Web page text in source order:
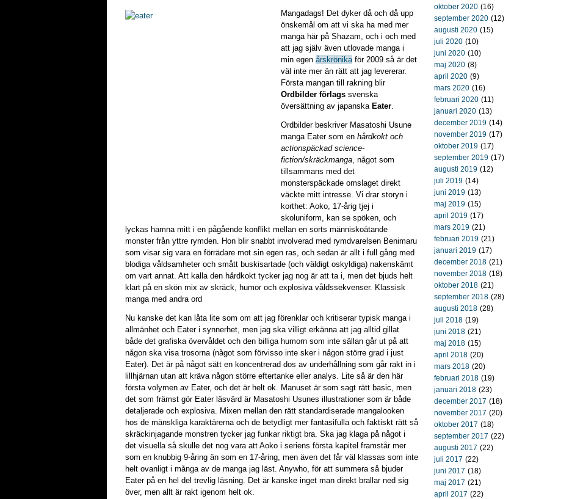
Mangadags! Det dyker då och då upp
önskemål om att vi ska ha med mer
manga här på Shazam, och i och med
att jag själv även utlovade manga i
min egen årskrönikaför 2009 så är det
väl inte mer än rätt att jag levererar.
Första mangan till rakning blir
Ordbilder förlags svenska
översättning av japanska Eater.
Ordbilder beskriver Masatoshi Usune
manga Eater som en hårdkokt och
actionspäckad science-
fiction/skräckmanga, något som
tillsammans med det
monsterspäckade omslaget direkt
väckte mitt intresse. Vi drar storyn i
korthet: Aoko, 17-årig tjej i
skoluniform, kan se spöken, och
lyckas hamna mitt i en pågående konflikt mellan en sorts människoätande
monster från yttre rymden. Hon blir snabbt involverad med rymdvarelsen Benimaru
som visar sig vara en förrädare mot sin egen ras, och sedan är allt i full gång med
blodiga våldsamheter och smått buskisartade (och väldigt oskyldiga) nakenskämt
om vart annat. Att kalla den hårdkokt tycker jag nog är att ta i, men det bjuds helt
klart på en skön mix av skräck, humor och explosiva våldssekvenser. Klassisk
manga med andra ord
Nu kanske det kan låta lite som om att jag förenklar och kritiserar typisk manga i
allmänhet och Eater i synnerhet, men jag ska villigt erkänna att jag alltid gillat
både det grafiska övervåldet och den billiga humorn som inte sällan går ut på att
någon ska visa trosorna (något som förvisso inte sker i någon större grad i just
Eater). Det är på något sätt en koncentrerad dos av underhållning som går rakt in i
lillhjärnan utan att kräva någon större eftertanke eller analys. Lite så är den här
första volymen av Eater, och det är helt ok. Manuset är som sagt rätt basic, men
det som främst gör Eater läsvärd är Masatoshi Usunes illustrationer som är både
detaljerade och explosiva. Mixen mellan den rätt standardiserade mangalooken
hos de mänskliga karaktärerna och de betydligt mer fantasifulla och faktiskt rätt så
skräckinjagande monstren tycker jag funkar riktigt bra. Ska jag klaga på något i
det visuella så skulle det nog vara att Aoko i seriens första kapitel framstår mer
som en knubbig 9-åring än som en 17-åring, men även det får väl klassas som inte
helt ovanligt i många av de manga jag läst. Anywho, för att summera så bjuder
Eater på en hel del trevlig läsning. Det är kanske inget man direkt brallar ned sig
över, men allt är rakt igenom helt ok.
oktober 2020 (16)
september 2020 (12)
augusti 2020 (15)
juli 2020 (10)
juni 2020 (10)
maj 2020 (8)
april 2020 (9)
mars 2020 (16)
februari 2020 (11)
januari 2020 (13)
december 2019 (14)
november 2019 (17)
oktober 2019 (17)
september 2019 (17)
augusti 2019 (12)
juli 2019 (14)
juni 2019 (13)
maj 2019 (15)
april 2019 (17)
mars 2019 (21)
februari 2019 (21)
januari 2019 (17)
december 2018 (21)
november 2018 (18)
oktober 2018 (21)
september 2018 (28)
augusti 2018 (28)
juli 2018 (19)
juni 2018 (21)
maj 2018 (15)
april 2018 (20)
mars 2018 (20)
februari 2018 (19)
januari 2018 (23)
december 2017 (18)
november 2017 (20)
oktober 2017 (18)
september 2017 (22)
augusti 2017 (22)
juli 2017 (22)
juni 2017 (18)
maj 2017 (21)
april 2017 (22)